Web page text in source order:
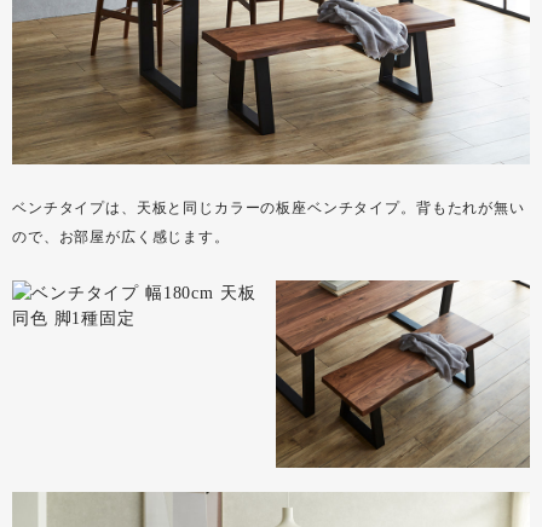
ベンチタイプは、天板と同じカラーの板座ベンチタイプ。背もたれが無い
ので、お部屋が広く感じます。